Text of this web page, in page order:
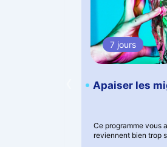
7 jours
Apaiser les
Ce programme vous
reviennent bien trop